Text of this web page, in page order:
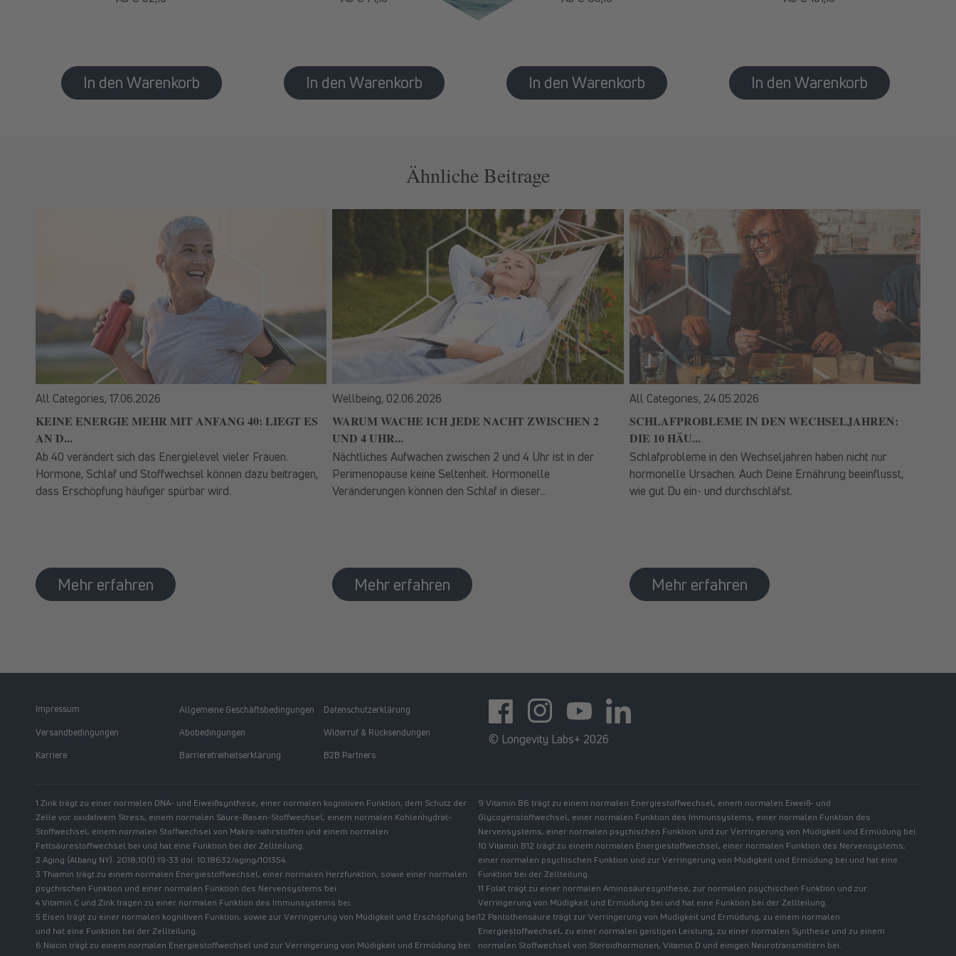
Ähnliche Beitrage
All Categories,17.06.2026
KEINE ENERGIE MEHR MIT ANFANG 40: LIEGT ES
AN D...
Ab 40 verändert sich das Energielevel vieler Frauen.
Hormone, Schlaf und Stoffwechsel können dazu beitragen,
dass Erschöpfung häufiger spürbar wird.
Mehr erfahren
Wellbeing, 02.06.2026
WARUM WACHE ICH JEDE NACHT ZWISCHEN 2
UND 4 UHR...
Nächtliches Aufwachen zwischen 2 und 4 Uhr ist in der
Perimenopause keine Seltenheit. Hormonelle
Veränderungen können den Schlaf in dieser...
Mehr erfahren
All Categories, 24.05.2026
SCHLAFPROBLEME IN DEN WECHSELJAHREN:
DIE 10 HÄU...
Schlafprobleme in den Wechseljahren haben nicht nur
hormonelle Ursachen. Auch Deine Ernährung beeinflusst,
wie gut Du ein- und durchschläfst.
Mehr erfahren
Impressum Allgemeine Geschäftsbedingungen
Datenschutzerklärung
Versandbedingungen
Abobedingungen
Widerruf & Rücksendungen
Karriere
Barrierefreiheitserklärung B2B Partners
FacebookInstagramYouTube
© Longevity Labs+ 2026
1 Zink trägt zu einer normalen DNA- und Eiweißsynthese, einer normalen kognitiven Funktion, dem Schutz der
Zelle vor oxidativem Stress, einem normalen Säure-Basen-Stoffwechsel, einem normalen Kohlenhydrat-
Stoffwechsel, einem normalen Stoffwechsel von Makro-nährstoffen und einem normalen
Fettsäurestoffwechsel bei und hat eine Funktion bei der Zellteilung.
2 Aging (Albany NY). 2018;10(1):19-33 doi: 10.18632/aging/101354.
3 Thiamin trägt zu einem normalen Energiestoffwechsel, einer normalen Herzfunktion, sowie einer normalen
psychischen Funktion und einer normalen Funktion des Nervensystems bei.
4 Vitamin C und Zink tragen zu einer normalen Funktion des Immunsystems bei.
5 Eisen trägt zu einer normalen kognitiven Funktion, sowie zur Verringerung von Müdigkeit und Erschöpfung bei
und hat eine Funktion bei der Zellteilung.
6 Niacin trägt zu einem normalen Energiestoffwechsel und zur Verringerung von Müdigkeit und Ermüdung bei.
9 Vitamin B6 trägt zu einem normalen Energiestoffwechsel, einem normalen Eiweiß- und
Glycogenstoffwechsel, einer normalen Funktion des Immunsystems, einer normalen Funktion des
Nervensystems, einer normalen psychischen Funktion und zur Verringerung von Müdigkeit und Ermüdung bei.
10 Vitamin B12 trägt zu einem normalen Energiestoffwechsel, einer normalen Funktion des Nervensystems,
einer normalen psychischen Funktion und zur Verringerung von Müdigkeit und Ermüdung bei und hat eine
Funktion bei der Zellteilung.
11 Folat trägt zu einer normalen Aminosäuresynthese, zur normalen psychischen Funktion und zur
Verringerung von Müdigkeit und Ermüdung bei und hat eine Funktion bei der Zellteilung.
12 Pantothensäure trägt zur Verringerung von Müdigkeit und Ermüdung, zu einem normalen
Energiestoffwechsel, zu einer normalen geistigen Leistung, zu einer normalen Synthese und zu einem
normalen Stoffwechsel von Steroidhormonen, Vitamin D und einigen Neurotransmittern bei.